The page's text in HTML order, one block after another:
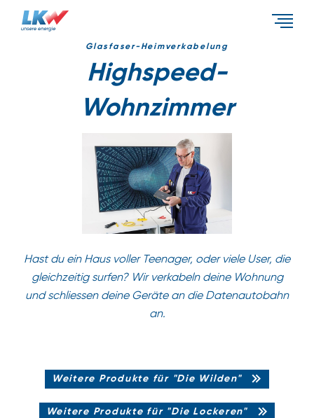
Events & Aktionen
Energietypen
Unternehmen
Glasfaser-Heimverkabelung
Highspeed-
Wohnzimmer
Hast du ein Haus voller Teenager, oder viele User, die
gleichzeitig surfen? Wir verkabeln deine Wohnung
und schliessen deine Geräte an die Datenautobahn
an.
Weitere Produkte für "Die Wilden"
Weitere Produkte für "Die Lockeren"